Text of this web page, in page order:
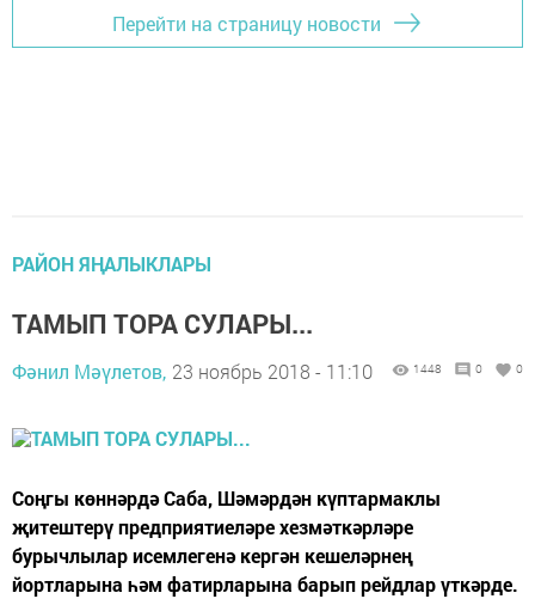
Перейти на страницу новости
РАЙОН ЯҢАЛЫКЛАРЫ
ТАМЫП ТОРА СУЛАРЫ...
Фәнил Мәүлетов, 23 ноябрь 2018 - 11:10 1448 0 0
Соңгы көннәрдә Саба, Шәмәрдән күптармаклы
җитештерү предприятиеләре хезмәткәрләре
бурычлылар исемлегенә кергән кешеләрнең
йортларына һәм фатирларына барып рейдлар үткәрде.